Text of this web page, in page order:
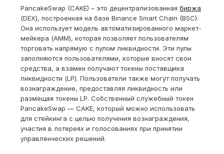
PancakeSwap (CAKE) – это децентрализованная биржа
(DEX), построенная на базе Binance Smart Chain (BSC).
Она использует модель автоматизированного маркет-
мейкера (AMM), которая позволяет пользователям
торговать напрямую с пулом ликвидности. Эти пулы
заполняются пользователями, которые вносят свои
средства, а взамен получают токены поставщика
ликвидности (LP). Пользователи также могут получать
вознаграждение, предоставляя ликвидность или
размещая токены LP. Собственный служебный токен
PancakeSwap — CAKE, который можно использовать
для стейкинга с целью получения вознаграждения,
участия в лотереях и голосованиях при принятии
управленческих решений.